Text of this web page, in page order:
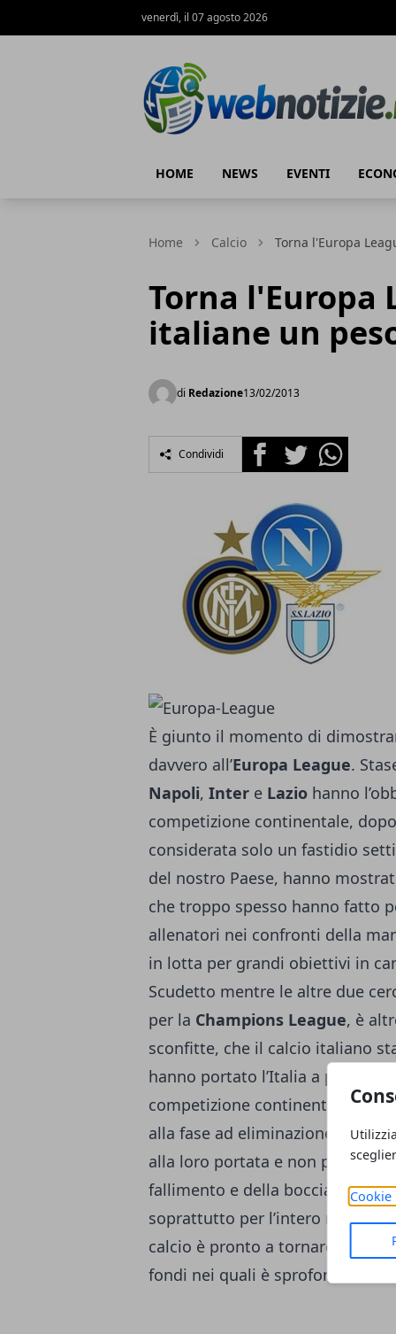
Cookie
venerdì, il 07 agosto 2026
HOME NEWS EVENTI
Home Calcio Torna l'Europa
Torna l'Europa
italiane un
di Redazione13/02/2013
Condividi FacebookTwitterWhatsapp
È giunto il momento di
davvero all’Europa League.
Napoli, Inter e Lazio hanno
competizione continentale,
considerata solo un fastidio
del nostro Paese, hanno
che troppo spesso hanno fatto
allenatori nei confronti della
in lotta per grandi obiettivi in
Scudetto mentre le altre due
per la Champions League, è
sconfitte, che il calcio italiano
hanno portato l’Italia a perdere
competizione continentale. Ora
alla fase ad eliminazione
alla loro portata e non passare il
fallimento e della bocciatura
soprattutto per l’intero
calcio è pronto a tornare ai
fondi nei quali è sprofondato.